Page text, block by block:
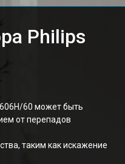
Philips
60 может быть
от перепадов
таким как искажение